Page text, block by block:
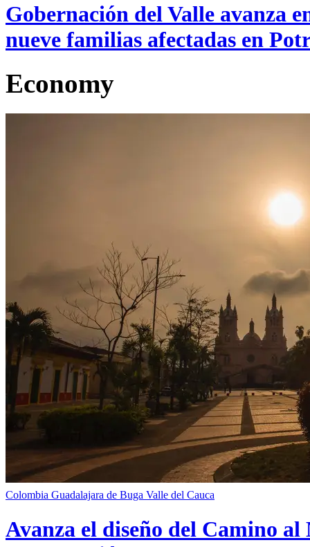
Gobernación del Valle avanza
nueve familias afectadas en
Economy
Colombia Guadalajara de Buga Valle del Cauca
Avanza el diseño del Camino